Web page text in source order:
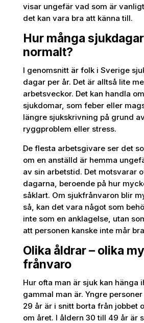
visar ungefär vad som är
det kan vara bra att känna till.
Hur många
normalt?
I genomsnitt är folk i Sverige
dagar per år. Det är alltså lite
arbetsveckor. Det kan handla
sjukdomar, som feber eller
längre sjukskrivning på grund
ryggproblem eller stress.
De flesta arbetsgivare ser det
om en anställd är hemma
av sin arbetstid. Det motsvarar
dagarna, beroende på hur
såklart. Om sjukfrånvaron blir
så, kan det vara något som
inte som en anklagelse, utan
att personen kanske inte mår
Olika åldrar – olika
frånvaro
Hur ofta man är sjuk kan hänga
gammal man är. Yngre
29 år är i snitt borta från jobbet
om året. I åldern 30 till 49 år är